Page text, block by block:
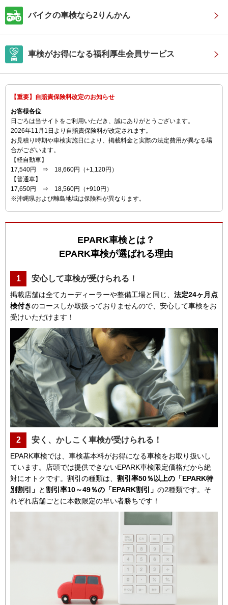
バイクの車検なら2りんかん
車検がお得になる福利厚生会員サービス
【重要】自賠責保険料改定のお知らせ
お客様各位
日ごろは当サイトをご利用いただき、誠にありがとうございます。
2026年11月1日より自賠責保険料が改定されます。
お見積り時期や車検実施日により、掲載料金と実際の法定費用が異なる場
合がございます。
【軽自動車】
17,540円 ⇒ 18,660円（+1,120円）
【普通車】
17,650円 ⇒ 18,560円（+910円）
※沖縄県および離島地域は保険料が異なります。
EPARK車検とは？
EPARK車検が選ばれる理由
1 安心して車検が受けられる！
掲載店舗は全てカーディーラーや整備工場と同じ、 法定24ヶ月点
検付きのコースしか取扱っておりませんので、安心して車検をお
受けいただけます！
2 安く、かしこく車検が受けられる！
EPARK車検では、車検基本料がお得になる車検をお取り扱いし
ています。店頭では提供できないEPARK車検限定価格だから絶
対にオトクです。割引の種類は、 割引率50％以上の「EPARK特
別割引」 と割引率10～49％の「EPARK割引」 の2種類です。そ
れぞれ店舗ごとに本数限定の早い者勝ちです！